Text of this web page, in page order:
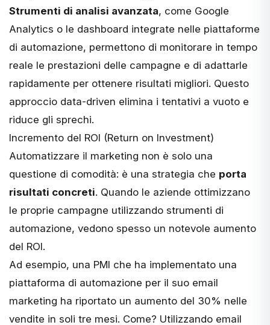
Strumenti di analisi avanzata, come Google
Analytics o le dashboard integrate nelle piattaforme
di automazione, permettono di monitorare in tempo
reale le prestazioni delle campagne e di adattarle
rapidamente per ottenere risultati migliori. Questo
approccio data-driven elimina i tentativi a vuoto e
riduce gli sprechi.
Incremento del ROI (Return on Investment)
Automatizzare il marketing non è solo una
questione di comodità: è una strategia che porta
risultati concreti. Quando le aziende ottimizzano
le proprie campagne utilizzando strumenti di
automazione, vedono spesso un notevole aumento
del ROI.
Ad esempio, una PMI che ha implementato una
piattaforma di automazione per il suo email
marketing ha riportato un aumento del 30% nelle
vendite in soli tre mesi. Come? Utilizzando email